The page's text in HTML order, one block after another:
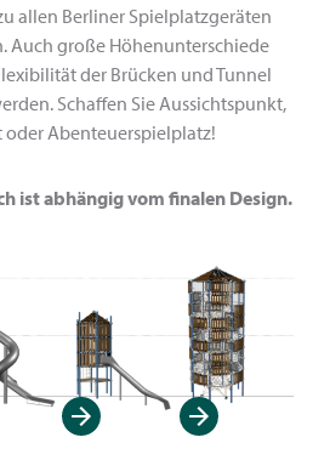
allen Berliner Spielplatzgeräten
Auch große Höhenunterschiede
der Brücken und Tunnel
Schaffen Sie Aussichtspunkt,
oder Abenteuerspielplatz!
ist abhängig vom finalen Design.